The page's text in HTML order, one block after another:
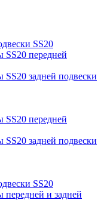
SS20
SS20 передней
SS20 задней подвески
SS20 передней
SS20 задней подвески
SS20
передней и задней